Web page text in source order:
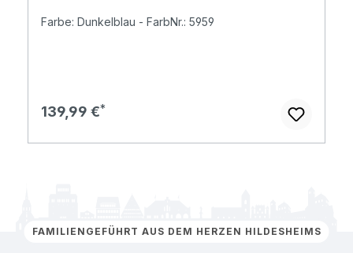
Farbe: Dunkelblau - FarbNr.: 5959
Regulärer Preis:
139,99 €
FAMILIENGEFÜHRT AUS DEM HERZEN HILDESHEIMS